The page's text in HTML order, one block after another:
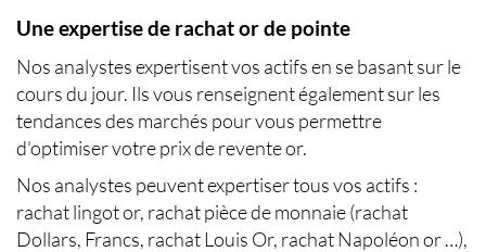
Une expertise de rachat or de pointe
Nos analystes expertisent vos actifs en se basant sur le
cours du jour. Ils vous renseignent également sur les
tendances des marchés pour vous permettre
d'optimiser votreprix de revente or.
Nos analystes peuvent expertiser tous vos actifs :
rachat lingot or, rachat pièce de monnaie (rachat
Dollars, Francs, rachat Louis Or, rachat Napoléon or …),